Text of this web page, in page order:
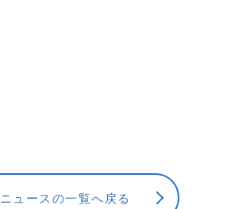
ニュースの一覧へ戻る